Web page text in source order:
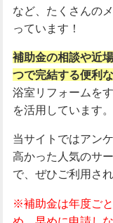
など、たくさんの
っています！
補助金の相談や近
つで完結する便利
浴室リフォームを
を活用しています。
当サイトではアン
高かった人気のサ
で、ぜひご利用さ
※補助金は年度ご